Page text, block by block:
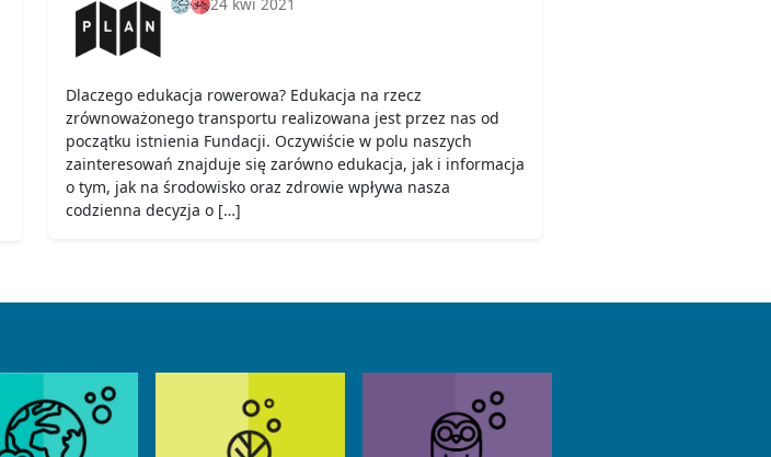
Dlaczego edukacja rowerowa? Edukacja na rzecz
zrównoważonego transportu realizowana jest przez nas od
początku istnienia Fundacji. Oczywiście w polu naszych
zainteresowań znajduje się zarówno edukacja, jak i informacja
o tym, jak na środowisko oraz zdrowie wpływa nasza
codzienna decyzja o […]